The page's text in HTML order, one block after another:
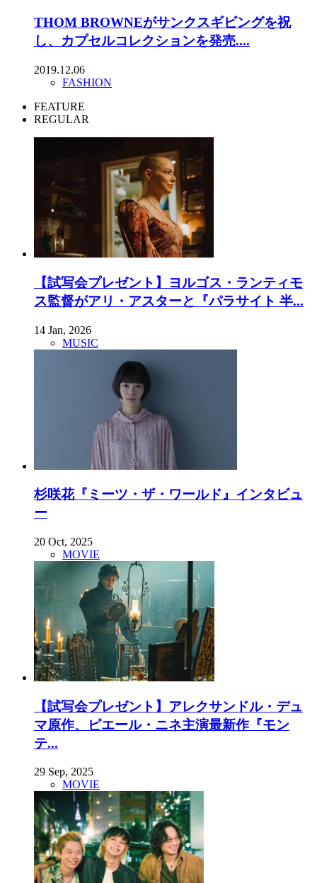
THOM BROWNEがサンクスギビングを祝
し、カプセルコレクションを発売....
2019.12.06
FASHION
FEATURE
REGULAR
【試写会プレゼント】ヨルゴス・ランティモ
ス監督がアリ・アスターと『パラサイト 半...
14 Jan, 2026
MUSIC
杉咲花『ミーツ・ザ・ワールド』インタビュ
ー
20 Oct, 2025
MOVIE
【試写会プレゼント】アレクサンドル・デュ
マ原作、ピエール・ニネ主演最新作『モン
テ...
29 Sep, 2025
MOVIE